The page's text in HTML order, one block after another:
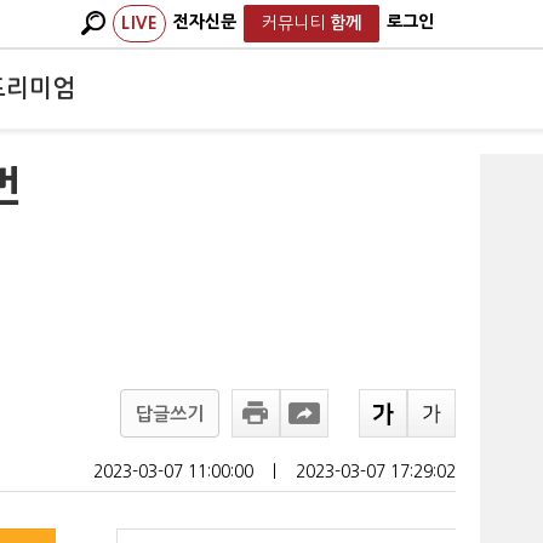
LIVE 전자신문 커뮤니티 함께 로그인
리미엄
답글쓰기
2023-03-07 11:00:00 2023-03-07 17:29:02